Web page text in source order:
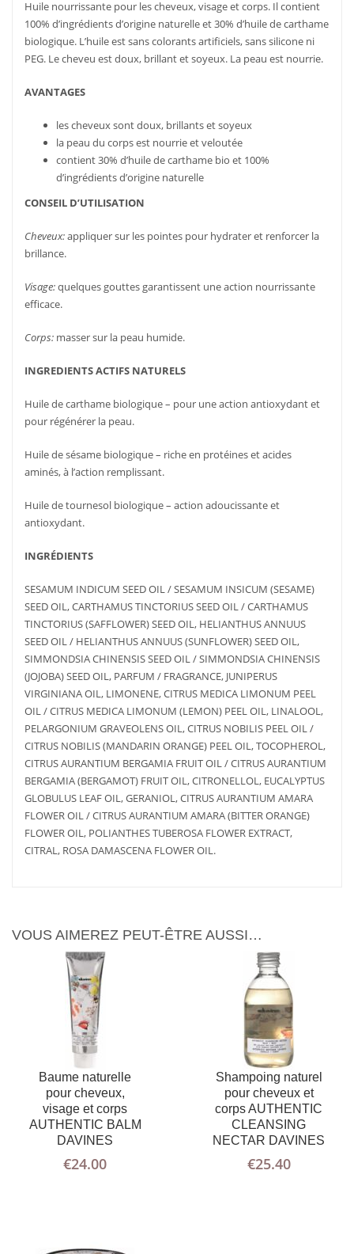
Huile nourrissante pour les cheveux, visage et corps. Il contient
100% d’ingrédients d’origine naturelle et 30% d’huile de carthame
biologique. L’huile est sans colorants artificiels, sans silicone ni
PEG. Le cheveu est doux, brillant et soyeux. La peau est nourrie.
AVANTAGES
les cheveux sont doux, brillants et soyeux
la peau du corps est nourrie et veloutée
contient 30% d’huile de carthame bio et 100%
d’ingrédients d’origine naturelle
CONSEIL D’UTILISATION
Cheveux:appliquer sur les pointes pour hydrater et renforcer la
brillance.
Visage:quelques gouttes garantissent une action nourrissante
efficace.
Corps: masser sur la peau humide.
INGREDIENTS ACTIFS NATURELS
Huile de carthame biologique – pour une action antioxydant et
pour régénérer la peau.
Huile de sésame biologique – riche en protéines et acides
aminés, à l’action remplissant.
Huile de tournesol biologique – action adoucissante et
antioxydant.
INGRÉDIENTS
SESAMUM INDICUM SEED OIL / SESAMUM INSICUM (SESAME)
SEED OIL, CARTHAMUS TINCTORIUS SEED OIL / CARTHAMUS
TINCTORIUS (SAFFLOWER) SEED OIL, HELIANTHUS ANNUUS
SEED OIL / HELIANTHUS ANNUUS (SUNFLOWER) SEED OIL,
SIMMONDSIA CHINENSIS SEED OIL / SIMMONDSIA CHINENSIS
(JOJOBA) SEED OIL, PARFUM / FRAGRANCE, JUNIPERUS
VIRGINIANA OIL, LIMONENE, CITRUS MEDICA LIMONUM PEEL
OIL / CITRUS MEDICA LIMONUM (LEMON) PEEL OIL, LINALOOL,
PELARGONIUM GRAVEOLENS OIL, CITRUS NOBILIS PEEL OIL /
CITRUS NOBILIS (MANDARIN ORANGE) PEEL OIL, TOCOPHEROL,
CITRUS AURANTIUM BERGAMIA FRUIT OIL / CITRUS AURANTIUM
BERGAMIA (BERGAMOT) FRUIT OIL, CITRONELLOL, EUCALYPTUS
GLOBULUS LEAF OIL, GERANIOL, CITRUS AURANTIUM AMARA
FLOWER OIL / CITRUS AURANTIUM AMARA (BITTER ORANGE)
FLOWER OIL, POLIANTHES TUBEROSA FLOWER EXTRACT,
CITRAL, ROSA DAMASCENA FLOWER OIL.
VOUS AIMEREZ PEUT-ÊTRE AUSSI…
Baume naturelle
pour cheveux,
visage et corps
AUTHENTIC BALM
DAVINES
€24.00
AU PANIER
D'INFOS
Shampoing naturel
pour cheveux et
corps AUTHENTIC
CLEANSING
NECTAR DAVINES
€25.40
AU PANIER
D'INFOS
AJOUTER
AU PANIER
PLUS
D'INFOS